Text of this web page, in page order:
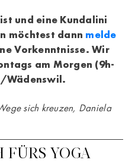
und eine Kundalini
möchtest dann melde
Vorkenntnisse. Wir
am Morgen (9h-
Wädenswil.
sich kreuzen, Daniela
FÜRS YOGA